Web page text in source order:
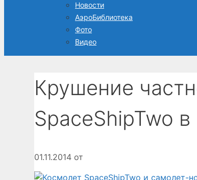
Новости
АэроБиблиотека
Фото
Видео
Крушение
SpaceShipTwo
01.11.2014 от